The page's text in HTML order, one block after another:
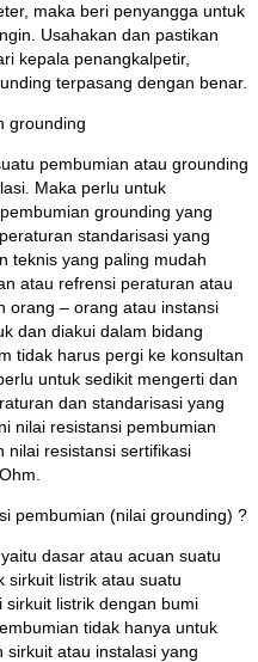
maka beri penyangga untuk
Usahakan dan pastikan
kepala penangkalpetir,
terpasang dengan benar.
grounding
pembumian atau grounding
Maka perlu untuk
grounding yang
standarisasi yang
teknis yang paling mudah
atau refrensi peraturan atau
orang – orang atau instansi
dan diakui dalam bidang
tidak harus pergi ke konsultan
untuk sedikit mengerti dan
dan standarisasi yang
nilai resistansi pembumian
nilai resistansi sertifikasi
pembumian (nilai grounding) ?
dasar atau acuan suatu
sirkuit listrik atau suatu
listrik dengan bumi
tidak hanya untuk
sirkuit atau instalasi yang